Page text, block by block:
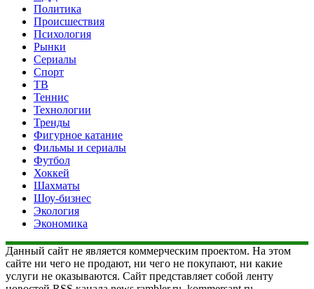
Политика
Происшествия
Психология
Рынки
Сериалы
Спорт
ТВ
Теннис
Технологии
Тренды
Фигурное катание
Фильмы и сериалы
Футбол
Хоккей
Шахматы
Шоу-бизнес
Экология
Экономика
Данный сайт не является коммерческим проектом. На этом
сайте ни чего не продают, ни чего не покупают, ни какие
услуги не оказываются. Сайт представляет собой ленту